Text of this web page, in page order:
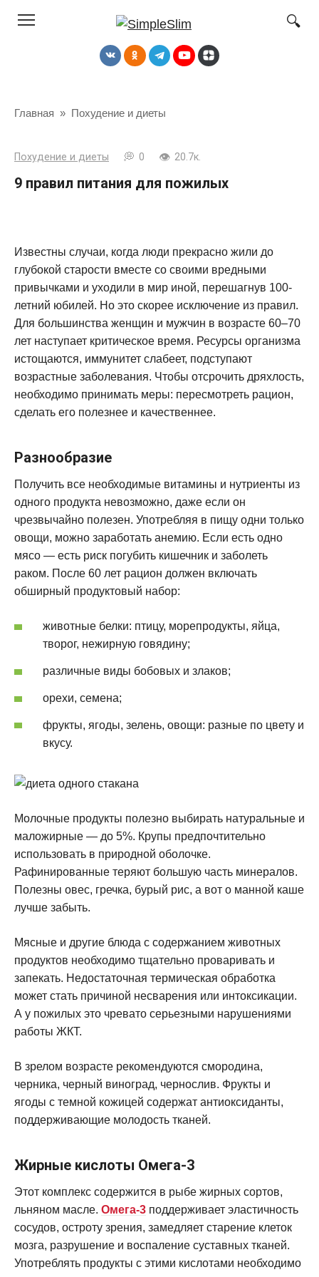
Главная » Похудение и диеты
Похудение и диеты 0 20.7к.
9 правил питания для пожилых
Известны случаи, когда люди прекрасно жили до
глубокой старости вместе со своими вредными
привычками и уходили в мир иной, перешагнув 100-
летний юбилей. Но это скорее исключение из правил.
Для большинства женщин и мужчин в возрасте 60–70
лет наступает критическое время. Ресурсы организма
истощаются, иммунитет слабеет, подступают
возрастные заболевания. Чтобы отсрочить дряхлость,
необходимо принимать меры: пересмотреть рацион,
сделать его полезнее и качественнее.
Разнообразие
Получить все необходимые витамины и нутриенты из
одного продукта невозможно, даже если он
чрезвычайно полезен. Употребляя в пищу одни только
овощи, можно заработать анемию. Если есть одно
мясо — есть риск погубить кишечник и заболеть
раком. После 60 лет рацион должен включать
обширный продуктовый набор:
животные белки: птицу, морепродукты, яйца,
творог, нежирную говядину;
различные виды бобовых и злаков;
орехи, семена;
фрукты, ягоды, зелень, овощи: разные по цвету и
вкусу.
Молочные продукты полезно выбирать натуральные и
маложирные — до 5%. Крупы предпочтительно
использовать в природной оболочке.
Рафинированные теряют большую часть минералов.
Полезны овес, гречка, бурый рис, а вот о манной каше
лучше забыть.
Мясные и другие блюда с содержанием животных
продуктов необходимо тщательно проваривать и
запекать. Недостаточная термическая обработка
может стать причиной несварения или интоксикации.
А у пожилых это чревато серьезными нарушениями
работы ЖКТ.
В зрелом возрасте рекомендуются смородина,
черника, черный виноград, чернослив. Фрукты и
ягоды с темной кожицей содержат антиоксиданты,
поддерживающие молодость тканей.
Жирные кислоты Омега-3
Этот комплекс содержится в рыбе жирных сортов,
льняном масле. Омега-3 поддерживает эластичность
сосудов, остроту зрения, замедляет старение клеток
мозга, разрушение и воспаление суставных тканей.
Употреблять продукты с этими кислотами необходимо